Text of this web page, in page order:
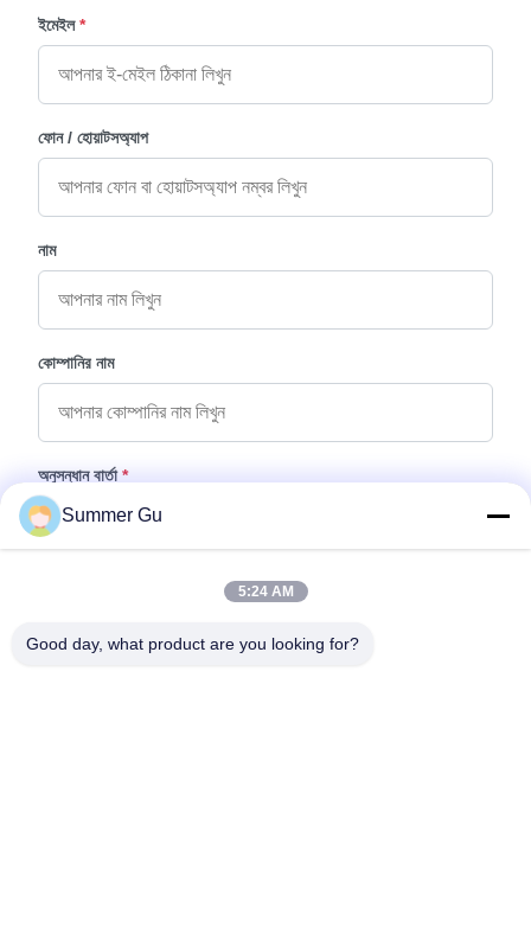
ইমেইল *
ফোন / হোয়াটসঅ্যাপ
নাম
কোম্পানির নাম
অনুসন্ধান বার্তা *
Summer Gu
5:24 AM
Good day, what product are you looking for?